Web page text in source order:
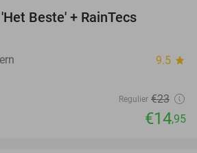
Beste' + RainTecs
9.5 star
Regulier €23
€14,95